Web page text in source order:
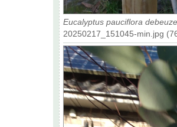
Eucalyptus pauciflora
20250217_151045-min.jpg